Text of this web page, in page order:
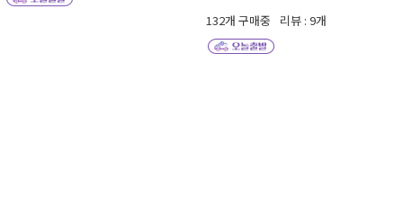
132개 구매중 리뷰 : 9개